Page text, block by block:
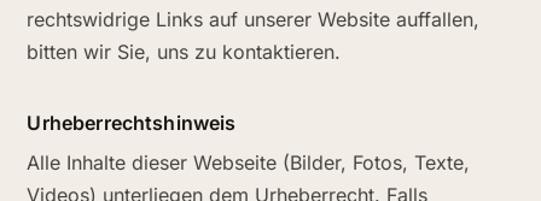
rechtswidrige Links auf unserer Website auffallen,
bitten wir Sie, uns zu kontaktieren.
Urheberrechtshinweis
Alle Inhalte dieser Webseite (Bilder, Fotos, Texte,
Videos) unterliegen dem Urheberrecht. Falls